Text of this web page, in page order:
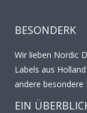
BESONDERK
Wir lieben Nordic
Labels aus
andere besondere
EIN